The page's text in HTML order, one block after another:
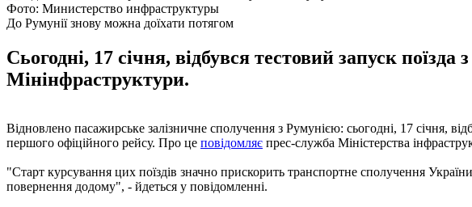
Фото: Министерство инфраструктуры
До Румунії знову можна доїхати потягом
Сьогодні, 17 січня, відбувся тестовий запуск
Мінінфраструктури.
Відновлено пасажирське залізничне сполучення з Румунією: сьогодні, 17 січня,
першого офіційного рейсу. Про це повідомляє прес-служба Міністерства
"Старт курсування цих поїздів значно прискорить транспортне сполучення
повернення додому", - йдеться у повідомленні.